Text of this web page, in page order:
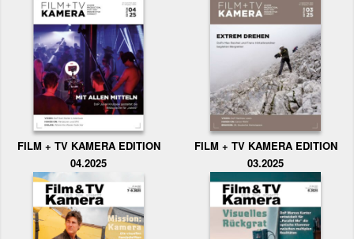
FILM + TV KAMERA EDITION
04.2025
FILM + TV KAMERA EDITION
03.2025